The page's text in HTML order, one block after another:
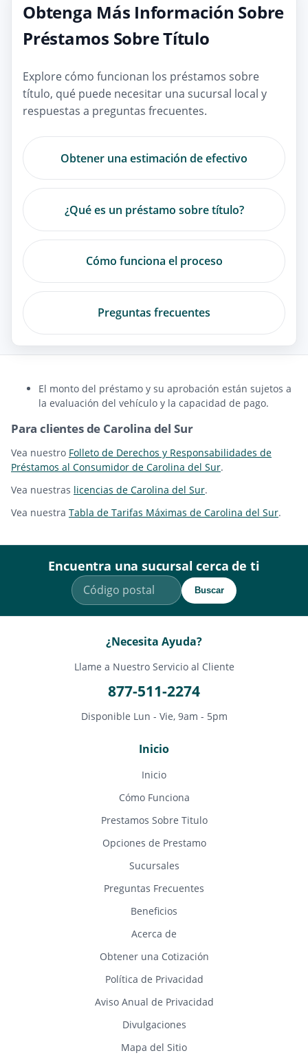
Obtenga Más Información Sobre
Préstamos Sobre Título
Explore cómo funcionan los préstamos sobre
título, qué puede necesitar una sucursal local y
respuestas a preguntas frecuentes.
Obtener una estimación de efectivo
¿Qué es un préstamo sobre título?
Cómo funciona el proceso
Preguntas frecuentes
El monto del préstamo y su aprobación están sujetos a
la evaluación del vehículo y la capacidad de pago.
Para clientes de Carolina del Sur
Vea nuestro Folleto de Derechos y Responsabilidades de
Préstamos al Consumidor de Carolina del Sur.
Vea nuestras licencias de Carolina del Sur.
Vea nuestra Tabla de Tarifas Máximas de Carolina del Sur.
Encuentra una sucursal cerca de ti
Buscar
¿Necesita Ayuda?
Llame a Nuestro Servicio al Cliente
877-511-2274
Disponible Lun - Vie, 9am - 5pm
Inicio
Inicio
Cómo Funciona
Prestamos Sobre Titulo
Opciones de Prestamo
Sucursales
Preguntas Frecuentes
Beneficios
Acerca de
Obtener una Cotización
Política de Privacidad
Aviso Anual de Privacidad
Divulgaciones
Mapa del Sitio